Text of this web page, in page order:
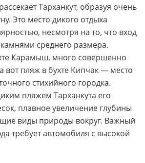
Тарханкут, образуя очень
Это место дикого отдыха
несмотря на то, что вход
среднего размера.
Карамыш, много совершенно
вот пляж в бухте Кипчак — место
стихийного городка.
пляжем Тарханкута его
плавное увеличение глубины
виды природы вокруг. Важный
требует автомобиля с высокой